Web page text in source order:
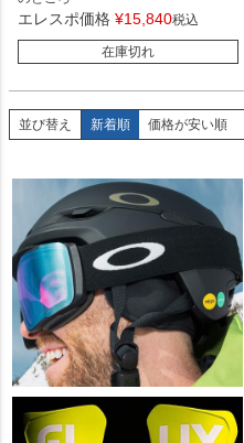
エレスポ価格 ¥15,840税込
在庫切れ
並び替え 新着順 価格が安い順